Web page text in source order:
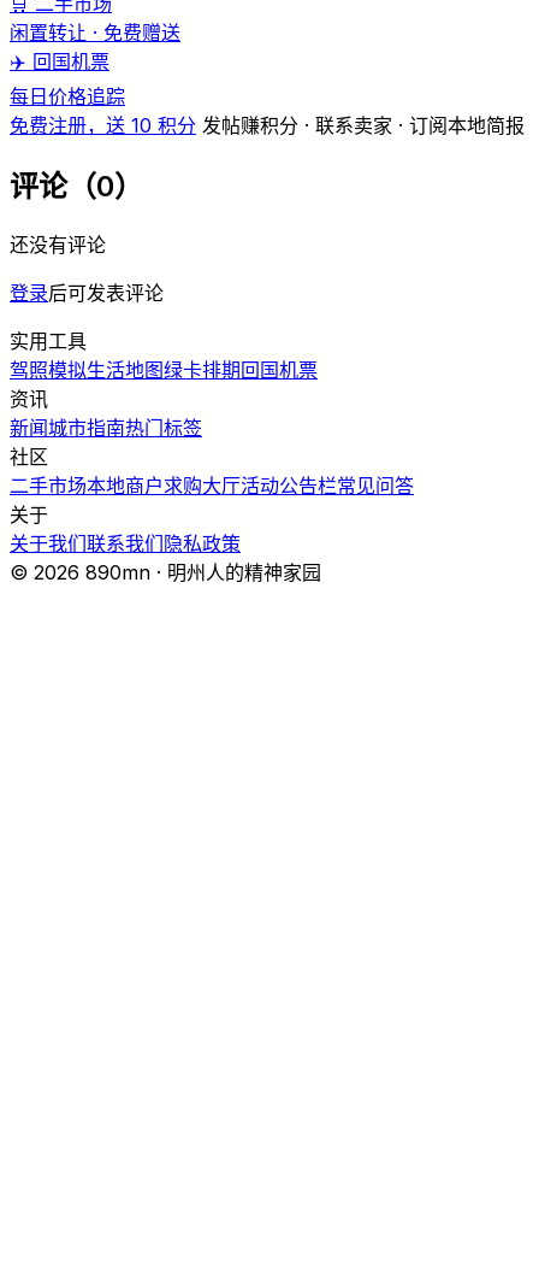
闲置转让 · 免费赠送
✈️ 回国机票
每日价格追踪
免费注册，送 10 积分 发帖赚积分 · 联系卖家 · 订阅本地简报
评论（0）
还没有评论
登录后可发表评论
实用工具
驾照模拟生活地图绿卡排期回国机票
资讯
新闻城市指南热门标签
社区
二手市场本地商户求购大厅活动公告栏常见问答
关于
关于我们联系我们隐私政策
© 2026 890mn · 明州人的精神家园